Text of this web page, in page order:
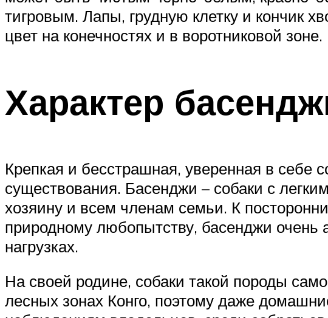
тигровым. Лапы, грудную клетку и кончик
цвет на конечностях и в воротниковой зоне.
Характер
Крепкая и бесстрашная, уверенная в себе
существования. Басенджи – собаки с
хозяину и всем членам семьи. К
природному любопытству, басенджи очень
нагрузках.
На своей родине, собаки такой породы
лесных зонах Конго, поэтому даже